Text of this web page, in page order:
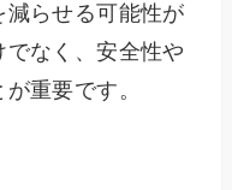
減らせる可能性が
なく、安全性や
重要です。